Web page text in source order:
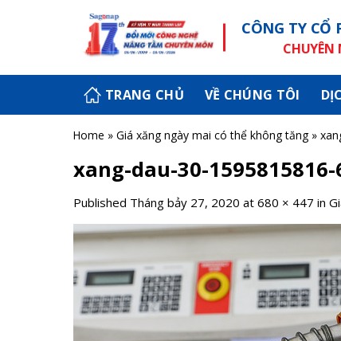
CÔNG TY
CHUYÊN
TRANG CHỦ VỀ CHÚNG TÔI
Home » Giá xăng ngày mai có thể không tăng»
xang-dau-30-1595815816-
Published Tháng bảy 27, 2020 at 680 × 447 in